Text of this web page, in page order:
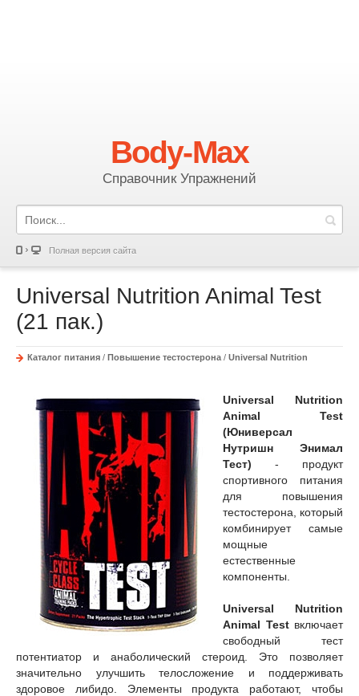
Body-Max
Справочник Упражнений
Полная версия сайта
Universal Nutrition Animal Test
(21 пак.)
Каталог питания / Повышение тестостерона / Universal Nutrition
Universal Nutrition
Animal Test
(Юниверсал
Нутришн Энимал
Тест) - продукт
спортивного питания
для повышения
тестостерона, который
комбинирует самые
мощные
естественные
компоненты.
Universal Nutrition
Animal Testвключает
свободный тест
потентиатор и анаболический стероид. Это позволяет
значительно улучшить телосложение и поддерживать
здоровое либидо. Элементы продукта работают, чтобы